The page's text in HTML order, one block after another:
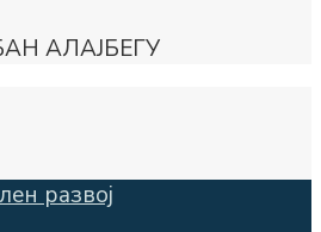
АЛАЈБЕГУ